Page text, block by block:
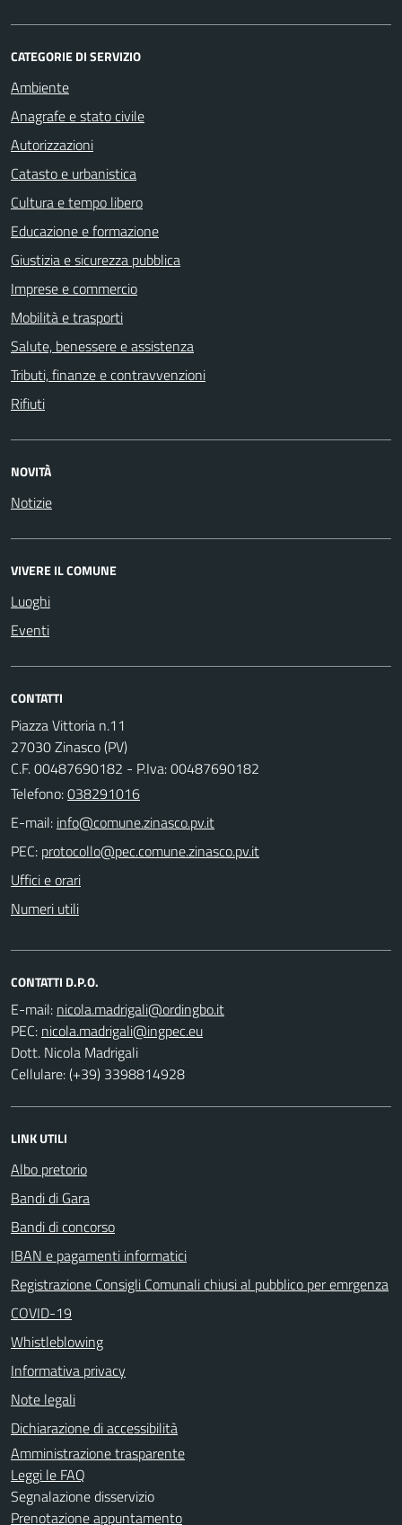
CATEGORIE DI SERVIZIO
Ambiente
Anagrafe e stato civile
Autorizzazioni
Catasto e urbanistica
Cultura e tempo libero
Educazione e formazione
Giustizia e sicurezza pubblica
Imprese e commercio
Mobilità e trasporti
Salute, benessere e assistenza
Tributi, finanze e contravvenzioni
Rifiuti
NOVITÀ
Notizie
VIVERE IL COMUNE
Luoghi
Eventi
CONTATTI
Piazza Vittoria n.11
27030 Zinasco (PV)
C.F. 00487690182 - P.Iva: 00487690182
Telefono:038291016
E-mail:
PEC:
Uffici e orari
Numeri utili
CONTATTI D.P.O.
E-mail:
PEC:
Dott. Nicola Madrigali
Cellulare: (+39) 3398814928
LINK UTILI
Albo pretorio
Bandi di Gara
Bandi di concorso
IBAN e pagamenti informatici
Registrazione Consigli Comunali chiusi al pubblico per emrgenza
COVID-19
Whistleblowing
Informativa privacy
Note legali
Dichiarazione di accessibilità
Amministrazione trasparente
Leggi le FAQ
Segnalazione disservizio
Prenotazione appuntamento